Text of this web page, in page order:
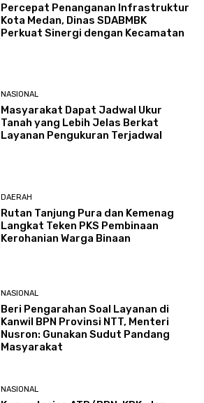
Percepat Penanganan Infrastruktur
Kota Medan, Dinas SDABMBK
Perkuat Sinergi dengan Kecamatan
NASIONAL
Masyarakat Dapat Jadwal Ukur
Tanah yang Lebih Jelas Berkat
Layanan Pengukuran Terjadwal
DAERAH
Rutan Tanjung Pura dan Kemenag
Langkat Teken PKS Pembinaan
Kerohanian Warga Binaan
NASIONAL
Beri Pengarahan Soal Layanan di
Kanwil BPN Provinsi NTT, Menteri
Nusron: Gunakan Sudut Pandang
Masyarakat
NASIONAL